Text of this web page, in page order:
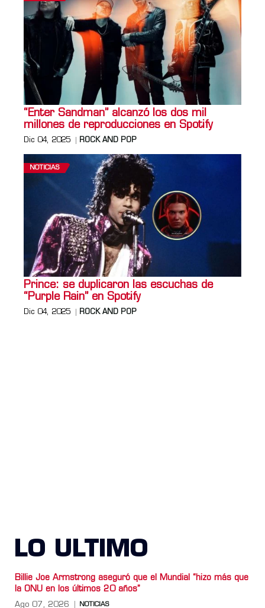
“Enter Sandman” alcanzó los dos mil
millones de reproducciones en Spotify
Dic 04, 2025 ROCK AND POP
NOTICIAS
Prince: se duplicaron las escuchas de
“Purple Rain” en Spotify
Dic 04, 2025 ROCK AND POP
LO ULTIMO
Billie Joe Armstrong aseguró que el Mundial “hizo más que
la ONU en los últimos 20 años”
Ago 07, 2026 NOTICIAS